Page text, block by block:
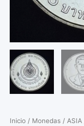
Inicio / Monedas / ASIA